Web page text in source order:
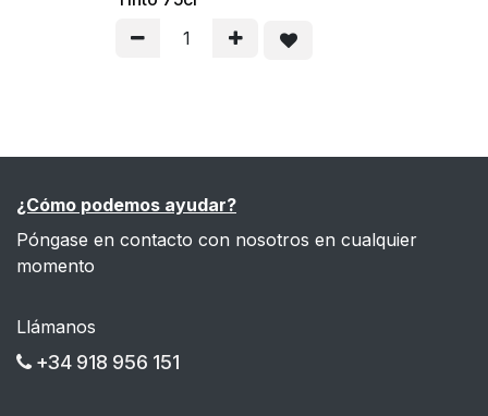
¿Cómo podemos ayudar?
Póngase en contacto con nosotros en cualquier
momento
Llámanos
+34 918 956 151